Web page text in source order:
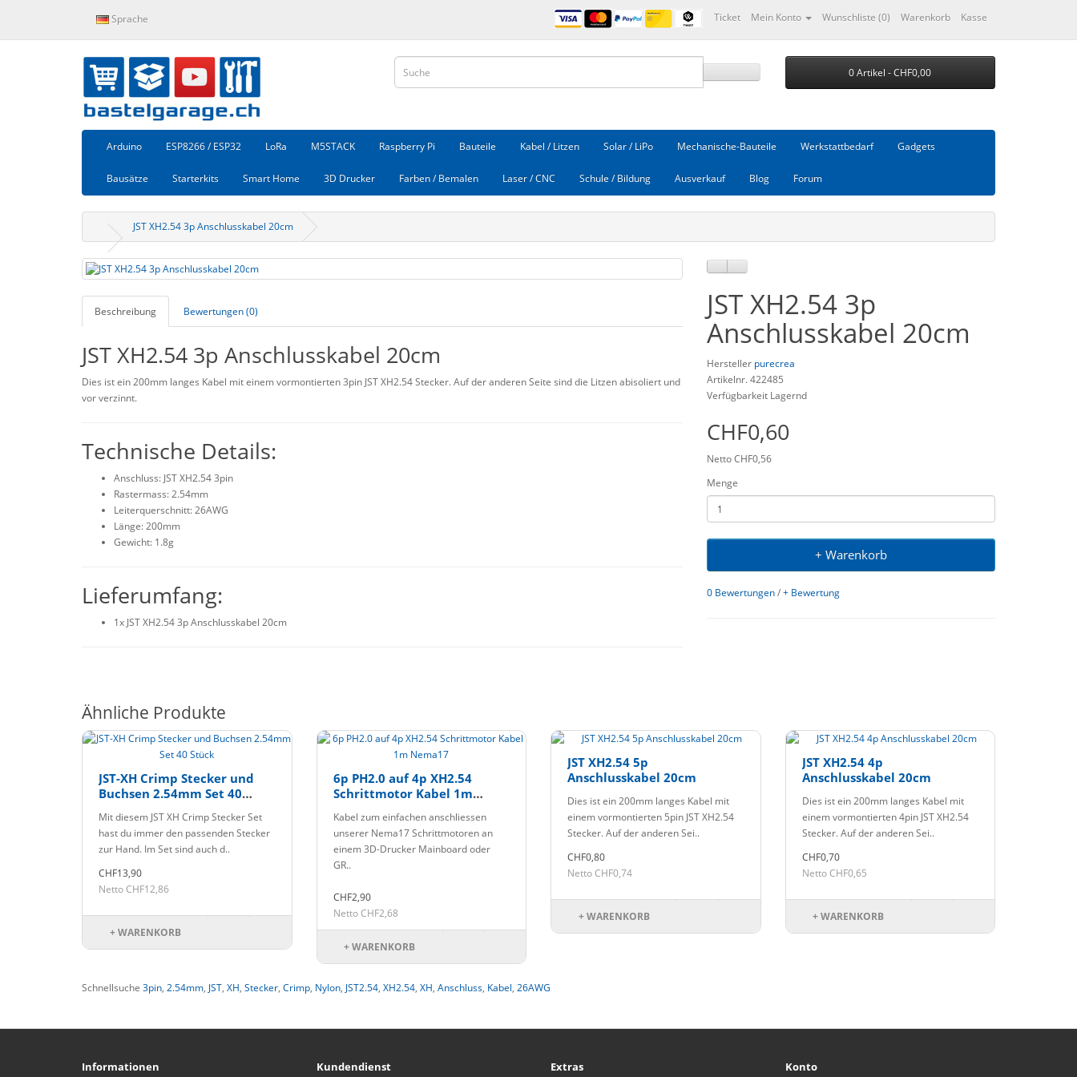
Sprache Ticket Mein Konto Wunschliste (0) Warenkorb Kasse
0 Artikel - CHF0,00
Arduino ESP8266 / ESP32 LoRa M5STACK Raspberry Pi Bauteile Kabel / Litzen Solar / LiPo Mechanische-Bauteile Werkstattbedarf Gadgets
Bausätze Starterkits Smart Home 3D Drucker Farben / Bemalen Laser / CNC Schule / Bildung Ausverkauf Blog Forum
JST XH2.54 3p Anschlusskabel 20cm
Beschreibung Bewertungen (0)
JST XH2.54 3p Anschlusskabel 20cm
Dies ist ein 200mm langes Kabel mit einem vormontierten 3pin JST XH2.54 Stecker. Auf der anderen Seite sind die Litzen abisoliert und
vor verzinnt.
Technische Details:
Anschluss: JST XH2.54 3pin
Rastermass: 2.54mm
Leiterquerschnitt: 26AWG
Länge: 200mm
Gewicht: 1.8g
Lieferumfang:
1x JST XH2.54 3p Anschlusskabel 20cm
JST XH2.54 3p
Anschlusskabel 20cm
Hersteller purecrea
Artikelnr. 422485
Verfügbarkeit Lagernd
CHF0,60
Netto CHF0,56
Menge
+ Warenkorb
0 Bewertungen/+ Bewertung
Ähnliche Produkte
JST-XH Crimp Stecker und
Buchsen 2.54mm Set 40
Mit diesem JST XH Crimp Stecker Set
hast du immer den passenden Stecker
zur Hand. Im Set sind auch d..
CHF13,90
Netto CHF12,86
+ WARENKORB
6p PH2.0 auf 4p XH2.54
Schrittmotor Kabel 1m
Kabel zum einfachen anschliessen
unserer Nema17 Schrittmotoren an
einem 3D-Drucker Mainboard oder
GR..
CHF2,90
Netto CHF2,68
+ WARENKORB
JST XH2.54 5p
Anschlusskabel 20cm
Dies ist ein 200mm langes Kabel mit
einem vormontierten 5pin JST XH2.54
Stecker. Auf der anderen Sei..
CHF0,80
Netto CHF0,74
+ WARENKORB
JST XH2.54 4p
Anschlusskabel 20cm
Dies ist ein 200mm langes Kabel mit
einem vormontierten 4pin JST XH2.54
Stecker. Auf der anderen Sei..
CHF0,70
Netto CHF0,65
+ WARENKORB
Schnellsuche 3pin, 2.54mm, JST, XH, Stecker, Crimp, Nylon, JST2.54, XH2.54, XH, Anschluss, Kabel, 26AWG
Informationen Kundendienst Extras Konto